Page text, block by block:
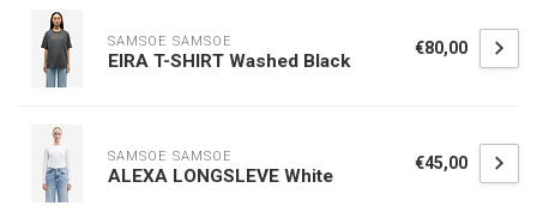
SAMSOE SAMSOE
EIRA T-SHIRT Washed Black
€80,00
SAMSOE SAMSOE
ALEXA LONGSLEVE White
€45,00